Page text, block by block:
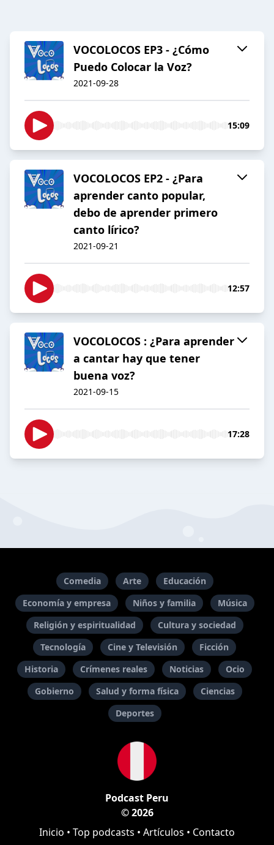
VOCOLOCOS EP3 - ¿Cómo
Puedo Colocar la Voz?
2021-09-28
15:09
VOCOLOCOS EP2 - ¿Para
aprender canto popular,
debo de aprender primero
canto lírico?
2021-09-21
12:57
VOCOLOCOS : ¿Para aprender
a cantar hay que tener
buena voz?
2021-09-15
17:28
Comedia Arte
Educación
Economía y empresa
Niños y familia
Música
Religión y espiritualidad
Cultura y sociedad
Tecnología
Cine y Televisión
Ficción
Historia
Crímenes reales Noticias
Ocio
Gobierno
Salud y forma física
Ciencias
Deportes
Podcast Peru
© 2026
Inicio • Top podcasts • Artículos • Contacto